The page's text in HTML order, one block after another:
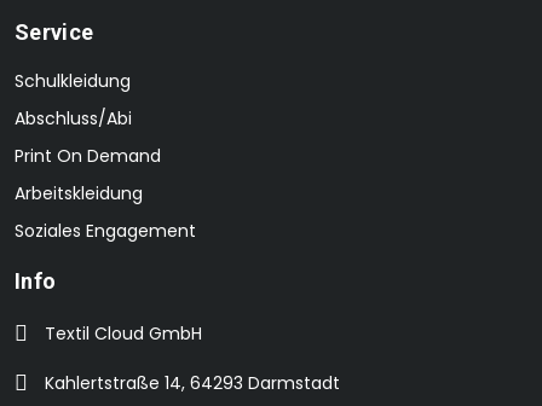
Service
Schulkleidung
Abschluss/Abi
Print On Demand
Arbeitskleidung
Soziales Engagement
Info
Textil Cloud GmbH
Kahlertstraße 14, 64293 Darmstadt